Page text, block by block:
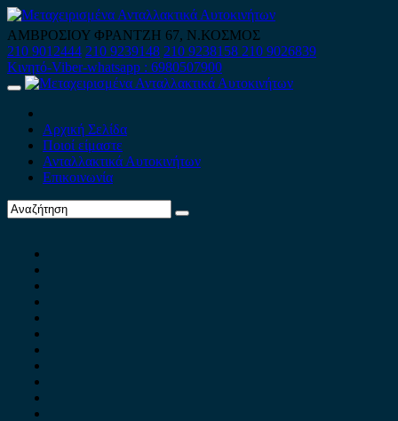
Skip
to
content
ΑΜΒΡΟΣΙΟΥ ΦΡΑΝΤΖΗ 67, Ν.ΚΟΣΜΟΣ
210 9012444 210 9239148 210 9238158 210 9026839
Κινητό-Viber-whatsapp : 6980507900
Primary
Αρχική Σελίδα
Ποιοί είμαστε
Ανταλλακτικά Αυτοκινήτων
Επικοινωνία